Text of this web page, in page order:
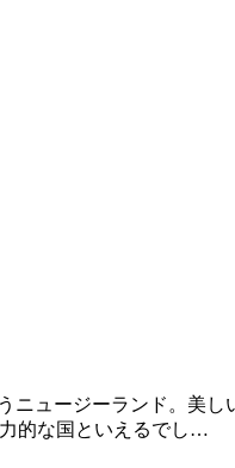
ュージーランド。美
的な国といえるでし…